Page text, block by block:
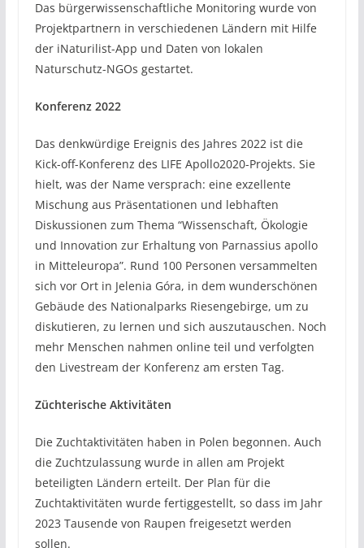
Das bürgerwissenschaftliche Monitoring wurde von
Projektpartnern in verschiedenen Ländern mit Hilfe
der iNaturilist-App und Daten von lokalen
Naturschutz-NGOs gestartet.
Konferenz 2022
Das denkwürdige Ereignis des Jahres 2022 ist die
Kick-off-Konferenz des LIFE Apollo2020-Projekts. Sie
hielt, was der Name versprach: eine exzellente
Mischung aus Präsentationen und lebhaften
Diskussionen zum Thema “Wissenschaft, Ökologie
und Innovation zur Erhaltung von Parnassius apollo
in Mitteleuropa”. Rund 100 Personen versammelten
sich vor Ort in Jelenia Góra, in dem wunderschönen
Gebäude des Nationalparks Riesengebirge, um zu
diskutieren, zu lernen und sich auszutauschen. Noch
mehr Menschen nahmen online teil und verfolgten
den Livestream der Konferenz am ersten Tag.
Züchterische Aktivitäten
Die Zuchtaktivitäten haben in Polen begonnen. Auch
die Zuchtzulassung wurde in allen am Projekt
beteiligten Ländern erteilt. Der Plan für die
Zuchtaktivitäten wurde fertiggestellt, so dass im Jahr
2023 Tausende von Raupen freigesetzt werden
sollen.